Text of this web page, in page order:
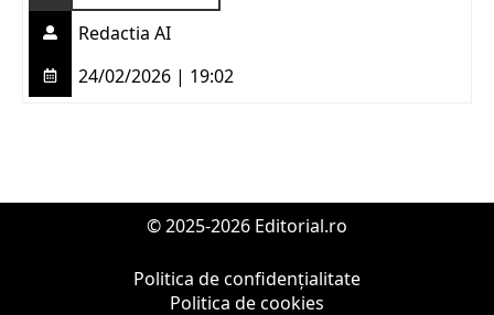
Redactia AI
24/02/2026 | 19:02
© 2025-2026 Editorial.ro
Politica de confidențialitate
Politica de cookies